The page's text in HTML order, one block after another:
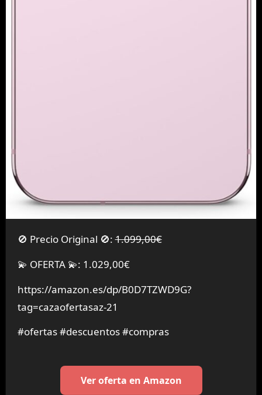
🚫 Precio Original 🚫:1.099,00€
💫 OFERTA 💫: 1.029,00€
https://amazon.es/dp/B0D7TZWD9G?
tag=cazaofertasaz-21
#ofertas #descuentos #compras
Ver oferta en Amazon